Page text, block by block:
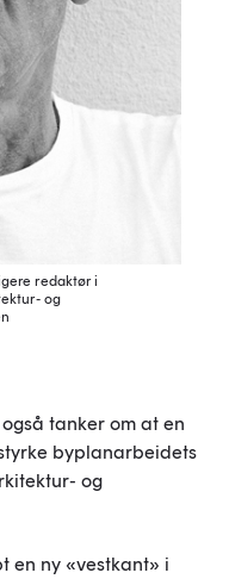
redaktør i
og
tanker om at en
byplanarbeidets
og
en ny «vestkant» i